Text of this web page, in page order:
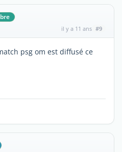
il y a 11 ans #9
psg om est diffusé ce